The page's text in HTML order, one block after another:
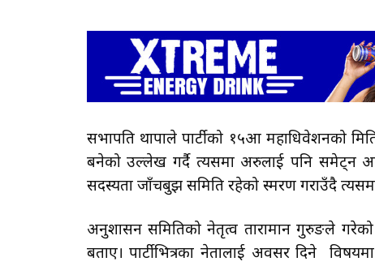
सभापति थापाले पार्टीको १५औँ महाधिवेशनको
बनेको उल्लेख गर्दै त्यसमा अरुलाई पनि समेट्न आफू
सदस्यता जाँचबुझ समिति रहेको स्मरण गराउँदै
अनुशासन समितिको नेतृत्व तारामान गुरुङले
बताए। पार्टीभित्रका नेतालाई अवसर दिने